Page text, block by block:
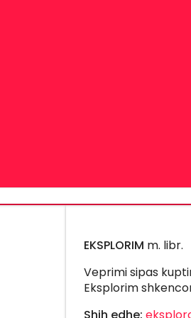
EKSPLORIM m. libr.
Veprimi sipas
Eksplorim
Shih edhe: